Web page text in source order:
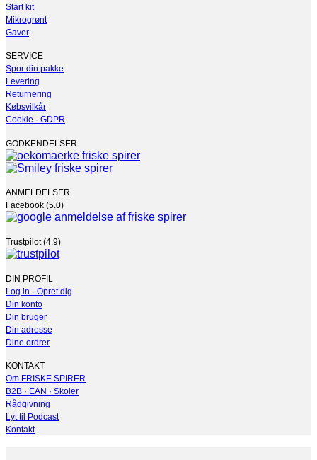
Start kit
Mikrogrønt
Gaver
SERVICE
Spor din pakke
Levering
Returnering
Købsvilkår
Cookie · GDPR
GODKENDELSER
ANMELDELSER
Facebook (5.0)
Trustpilot (4.9)
DIN PROFIL
Log in · Opret dig
Din konto
Din bruger
Din adresse
Dine ordrer
KONTAKT
Om FRISKE SPIRER
B2B · EAN · Skoler
Rådgivning
Lyt til Podcast
Kontakt